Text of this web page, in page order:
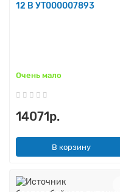
12 В УТ000007893
Очень мало
14071р.
В корзину